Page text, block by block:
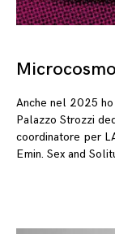
Anche nel 2025
Palazzo Strozzi
coordinatore per
Emin. Sex and